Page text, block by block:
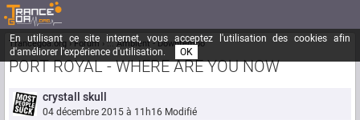
En utilisant ce site internet, vous acceptez l'utilisation des cookies afin
d'améliorer l'expérience d'utilisation.
OK
Trancegoa.org Forum ::. Ambient - Downtempo
PORT ROYAL - WHERE ARE YOU NOW
crystall skull
04 décembre 2015 à 11h16 Modifié